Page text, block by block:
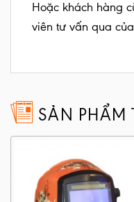
Hoặc khách hàng
viên tư vấn qua
SẢN PHẨM